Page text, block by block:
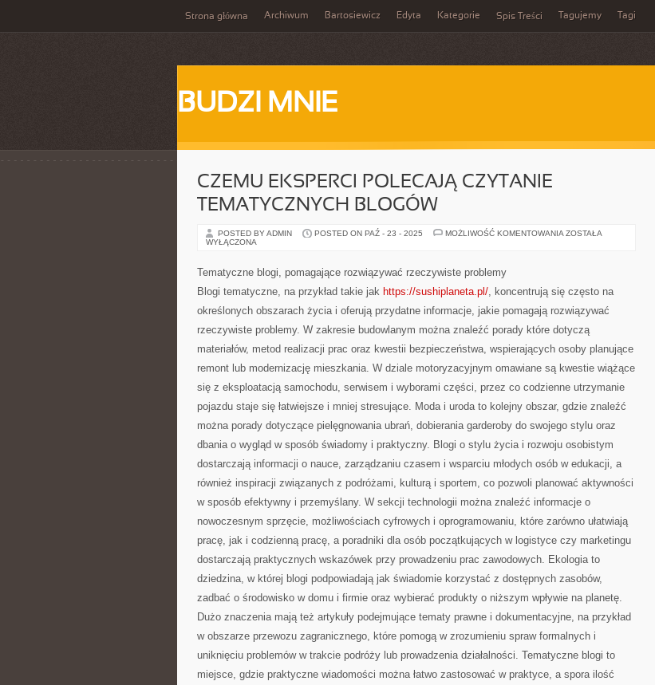
Strona główna Archiwum Bartosiewicz Edyta Kategorie Spis Treści Tagujemy Tagi
BUDZI MNIE
CZEMU EKSPERCI POLECAJĄ CZYTANIE
TEMATYCZNYCH BLOGÓW
POSTED BY ADMIN POSTED ON PAŹ - 23 - 2025 MOŻLIWOŚĆ KOMENTOWANIA CZEMU
ZOSTAŁA
WYŁĄCZONA
Tematyczne blogi, pomagające rozwiązywać rzeczywiste problemy
Blogi tematyczne, na przykład takie jak https://sushiplaneta.pl/, koncentrują się często na
określonych obszarach życia i oferują przydatne informacje, jakie pomagają rozwiązywać
rzeczywiste problemy. W zakresie budowlanym można znaleźć porady które dotyczą
materiałów, metod realizacji prac oraz kwestii bezpieczeństwa, wspierających osoby planujące
remont lub modernizację mieszkania. W dziale motoryzacyjnym omawiane są kwestie wiążące
się z eksploatacją samochodu, serwisem i wyborami części, przez co codzienne utrzymanie
pojazdu staje się łatwiejsze i mniej stresujące. Moda i uroda to kolejny obszar, gdzie znaleźć
można porady dotyczące pielęgnowania ubrań, dobierania garderoby do swojego stylu oraz
dbania o wygląd w sposób świadomy i praktyczny. Blogi o stylu życia i rozwoju osobistym
dostarczają informacji o nauce, zarządzaniu czasem i wsparciu młodych osób w edukacji, a
również inspiracji związanych z podróżami, kulturą i sportem, co pozwoli planować aktywności
w sposób efektywny i przemyślany. W sekcji technologii można znaleźć informacje o
nowoczesnym sprzęcie, możliwościach cyfrowych i oprogramowaniu, które zarówno ułatwiają
pracę, jak i codzienną pracę, a poradniki dla osób początkujących w logistyce czy marketingu
dostarczają praktycznych wskazówek przy prowadzeniu prac zawodowych. Ekologia to
dziedzina, w której blogi podpowiadają jak świadomie korzystać z dostępnych zasobów,
zadbać o środowisko w domu i firmie oraz wybierać produkty o niższym wpływie na planetę.
Dużo znaczenia mają też artykuły podejmujące tematy prawne i dokumentacyjne, na przykład
w obszarze przewozu zagranicznego, które pomogą w zrozumieniu spraw formalnych i
uniknięciu problemów w trakcie podróży lub prowadzenia działalności. Tematyczne blogi to
miejsce, gdzie praktyczne wiadomości można łatwo zastosować w praktyce, a spora ilość